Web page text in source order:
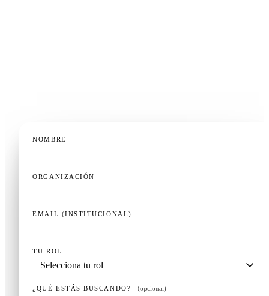
NOMBRE
ORGANIZACIÓN
EMAIL (INSTITUCIONAL)
TU ROL
¿QUÉ ESTÁS BUSCANDO? (opcional)